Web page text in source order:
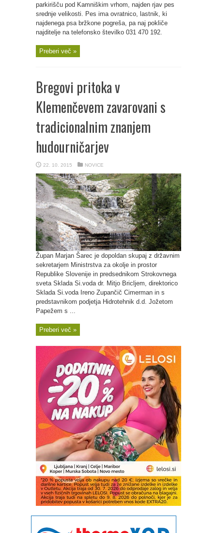
parkirišču pod Kamniškim vrhom, najden rjav pes
srednje velikosti. Pes ima ovratnico, lastnik, ki
najdenega psa bržkone pogreša, pa naj pokliče
najditelje na telefonsko številko 031 470 192.
Preberi več »
Bregovi pritoka v
Klemenčevem zavarovani s
tradicionalnim znanjem
hudourničarjev
22. 10. 2015 NOVICE
Župan Marjan Šarec je dopoldan skupaj z državnim
sekretarjem Ministrstva za okolje in prostor
Republike Slovenije in predsednikom Strokovnega
sveta Sklada Si.voda dr. Mitjo Bricljem, direktorico
Sklada Si.voda Ireno Zupančič Cimerman in s
predstavnikom podjetja Hidrotehnik d.d. Jožetom
Papežem s ...
Preberi več »